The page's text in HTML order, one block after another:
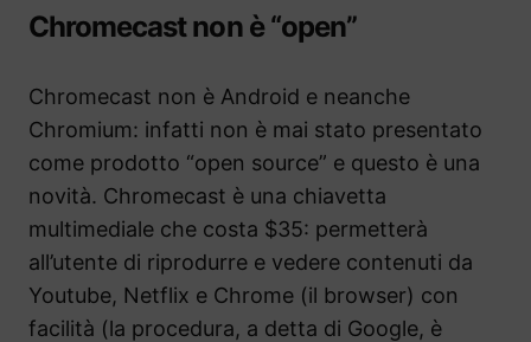
Chromecast non è “open”
Chromecast non è Android e neanche
Chromium: infatti non è mai stato presentato
come prodotto “open source” e questo è una
novità. Chromecast è una chiavetta
multimediale che costa $35: permetterà
all’utente di riprodurre e vedere contenuti da
Youtube, Netflix e Chrome (il browser) con
facilità (la procedura, a detta di Google, è